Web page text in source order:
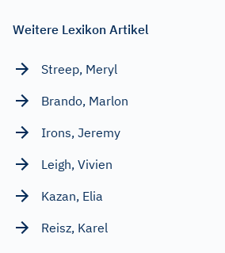
Weitere Lexikon Artikel
Streep, Meryl
Brando, Marlon
Irons, Jeremy
Leigh, Vivien
Kazan, Elia
Reisz, Karel